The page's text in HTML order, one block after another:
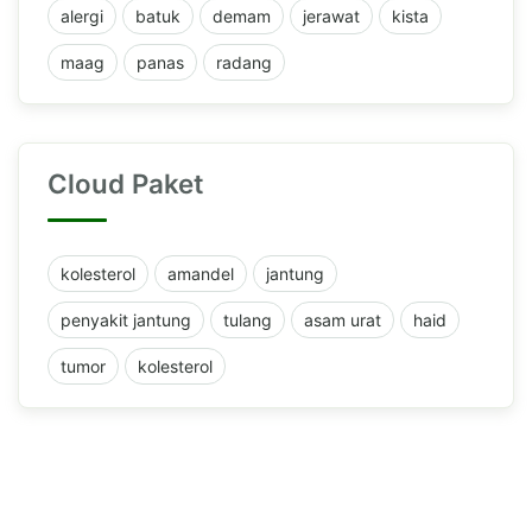
alergi batuk demam jerawat kista
maag panas radang
Cloud Paket
kolesterol amandel jantung
penyakit jantung tulang asam urat haid
tumor kolesterol